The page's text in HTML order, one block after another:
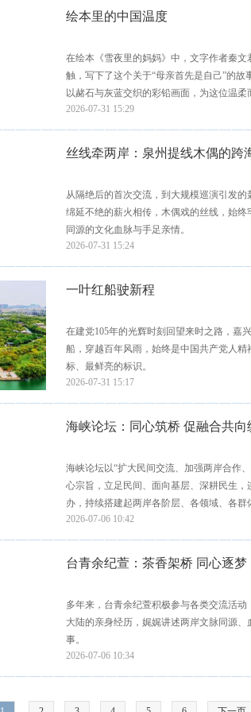
绘本里的中国温度
在绘本《雪夜里的妈妈》中，文字作者秦文
触，写下了这个关于“母亲首先是自己”的故
以赭石与灰蓝交织的彩铅画面，为这位温柔
最贴切的视觉注脚。
2026-07-31 15:29
丝线牵两岸：泉州提线木偶的跨
从隔绝后的首次交流，到大规模巡演引发的
绵延不绝的薪火相传，木偶戏的丝线，始终
同源的文化血脉与手足亲情。
2026-07-31 15:24
一叶红船驶新程
在建党105年的光辉时刻回望来时之路，嘉
船，穿越百年风雨，始终是中国共产党人精
标、最鲜亮的标识。
2026-07-31 15:17
海峡论坛：同心筑桥 促融合共向
海峡论坛以“扩大民间交流、加强两岸合作
心宗旨，立足民间、面向基层、深耕民生，
办，持续搭建起两岸各阶层、各领域、各群
梁。
2026-07-06 10:42
台青余纪萱：茶香架桥 同心逐梦
多年来，台青余纪萱积极参与各类交流活动
大陆的亲身经历，娓娓讲述两岸文脉同源、
事。
2026-07-06 10:34